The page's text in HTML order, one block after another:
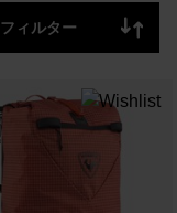
フィルター